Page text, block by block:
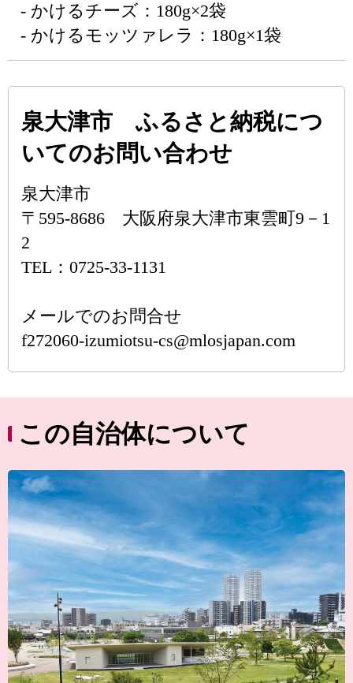
- かけるチーズ：180g×2袋
- かけるモッツァレラ：180g×1袋
泉大津市 ふるさと納税につ
いてのお問い合わせ
泉大津市
〒595-8686 大阪府泉大津市東雲町9－1
2
TEL：0725-33-1131
メールでのお問合せ
f272060-izumiotsu-cs@mlosjapan.com
この自治体について